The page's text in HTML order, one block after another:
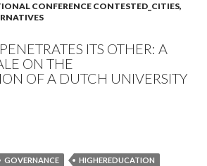
CONFERENCE CONTESTED_CITIES,
ITS OTHER: A
ON THE
OF A DUTCH UNIVERSITY
GOVERNANCE
HIGHEREDUCATION